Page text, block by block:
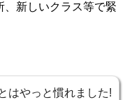
新しいクラス等で緊
はやっと慣れました!